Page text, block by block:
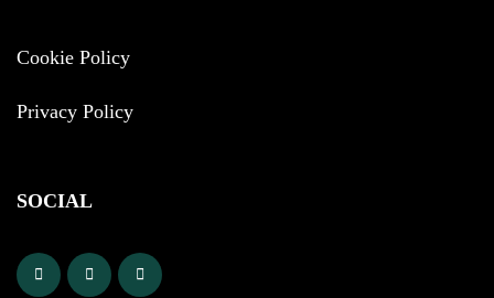
Cookie Policy
Privacy Policy
SOCIAL